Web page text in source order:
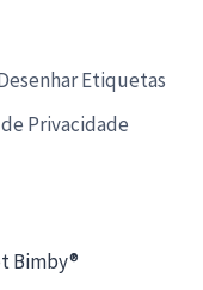
Etiquetas
Privacidade
Bimby®